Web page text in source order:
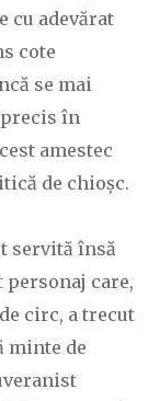
cu adevărat
cote
se mai
precis în
amestec
de chioșc.
servită însă
care,
circ, a trecut
minte de